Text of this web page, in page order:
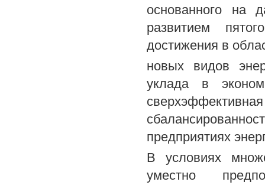
основанного на
развитием
достижения в
новых видов
уклада в
предприятиях
В условиях
уместно